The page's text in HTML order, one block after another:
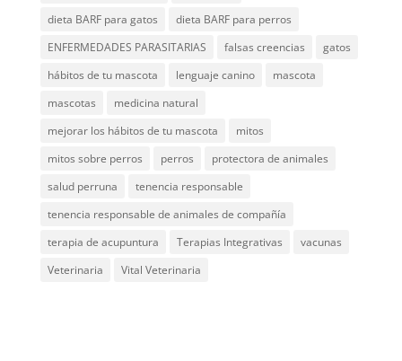
dieta BARF para gatos
dieta BARF para perros
ENFERMEDADES PARASITARIAS
falsas creencias
gatos
hábitos de tu mascota
lenguaje canino
mascota
mascotas
medicina natural
mejorar los hábitos de tu mascota
mitos
mitos sobre perros
perros
protectora de animales
salud perruna
tenencia responsable
tenencia responsable de animales de compañía
terapia de acupuntura
Terapias Integrativas
vacunas
Veterinaria
Vital Veterinaria